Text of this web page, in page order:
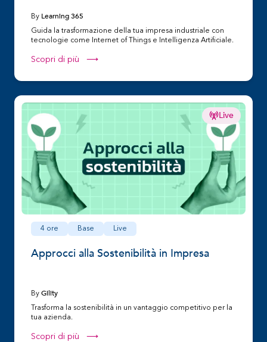
By Learning 365
Guida la trasformazione della tua impresa industriale con
tecnologie come Internet of Things e Intelligenza Artificiale.
Scopri di più ⟶
Live
4 ore Base Live
Approcci alla Sostenibilità in Impresa
By Gility
Trasforma la sostenibilità in un vantaggio competitivo per la
tua azienda.
Scopri di più ⟶